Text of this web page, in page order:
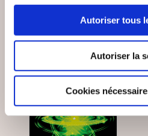
Autoriser tous
Autoriser la
Cookies